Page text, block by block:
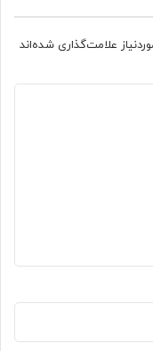
علامت‌گذاری شده‌اند